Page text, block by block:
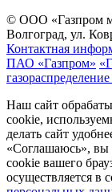
© ООО «Газпром
Волгоград, ул.
Контактная
ПАО «Газпром»
Наш сайт
cookie,
делать сайт
«Соглашаюсь», вы
cookie вашего
осуществляется в